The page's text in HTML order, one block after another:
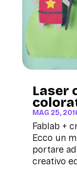
Laser
MAG 25,
Fablab +
Ecco un
portare
creativo